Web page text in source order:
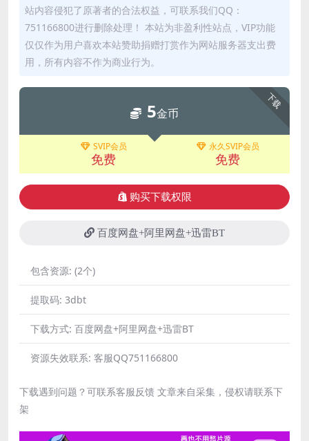
站内容侵犯了原著者的合法权益，可联系我们QQ：
751166800进行删除处理！ 本站为非盈利性站点，VIP功能
仅仅作为用户喜欢本站赞助捐赠打赏作为网站服务器支出费
用，所有内容不作为商业行为。
下载
5金币
SVIP会员
免费
永久SVIP会员
免费
购买下载权限
百度网盘+阿里网盘+迅雷BT
包含资源: (2个)
提取码: 3dbt
下载方式: 百度网盘+阿里网盘+迅雷BT
资源失效联系: 客服QQ751166800
下载遇到问题？可联系客服反馈 文章来自采集，侵权请联系下
架